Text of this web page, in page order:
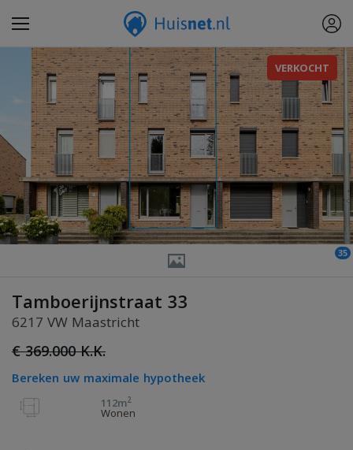
VERKOCHT
35
Tamboerijnstraat 33
6217 VW Maastricht
€ 369.000 K.K.
Bereken uw maximale hypotheek
112m2
Wonen